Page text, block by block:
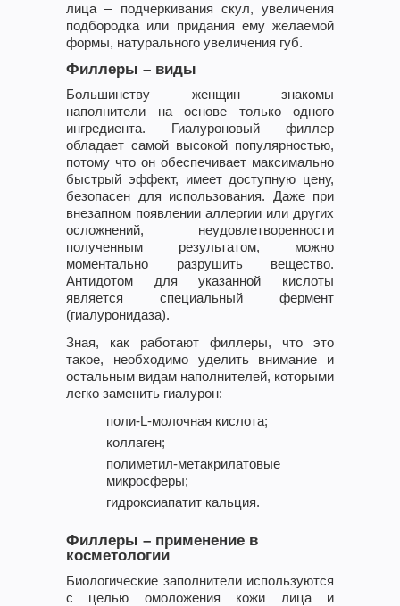
лица – подчеркивания скул, увеличения
подбородка или придания ему желаемой
формы, натурального увеличения губ.
Филлеры – виды
Большинству женщин знакомы
наполнители на основе только одного
ингредиента. Гиалуроновый филлер
обладает самой высокой популярностью,
потому что он обеспечивает максимально
быстрый эффект, имеет доступную цену,
безопасен для использования. Даже при
внезапном появлении аллергии или других
осложнений, неудовлетворенности
полученным результатом, можно
моментально разрушить вещество.
Антидотом для указанной кислоты
является специальный фермент
(гиалуронидаза).
Зная, как работают филлеры, что это
такое, необходимо уделить внимание и
остальным видам наполнителей, которыми
легко заменить гиалурон:
поли-L-молочная кислота;
коллаген;
полиметил-метакрилатовые
микросферы;
гидроксиапатит кальция.
Филлеры – применение в
косметологии
Биологические заполнители используются
с целью омоложения кожи лица и